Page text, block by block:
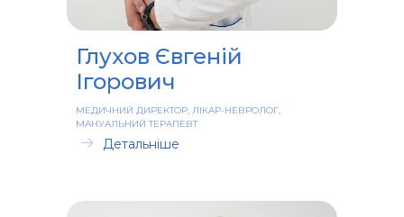
Глухов Євгеній
Ігорович
МЕДИЧНИЙ ДИРЕКТОР, ЛІКАР-НЕВРОЛОГ,
МАНУАЛЬНИЙ ТЕРАПЕВТ
Детальніше